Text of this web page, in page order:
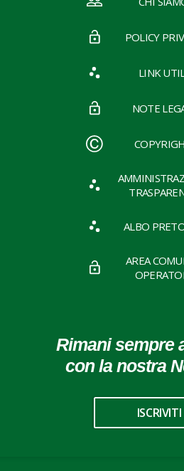
POLICY
LINK
NOTE
ALBO
AREA
Rimani sempre
con la nostra
ISCRIVITI